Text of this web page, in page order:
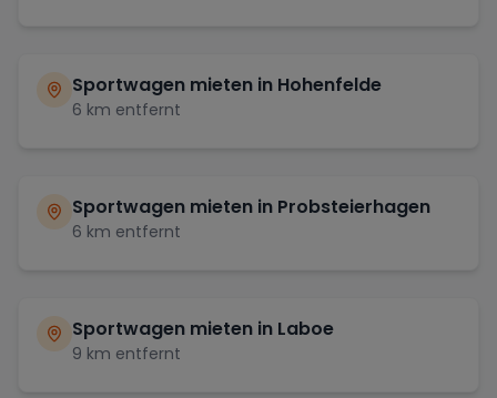
Sportwagen mieten in Hohenfelde
6 km entfernt
Sportwagen mieten in Probsteierhagen
6 km entfernt
Sportwagen mieten in Laboe
9 km entfernt